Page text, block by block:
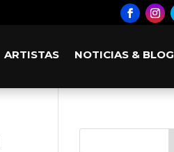
ARTISTAS NOTICIAS & BLOG